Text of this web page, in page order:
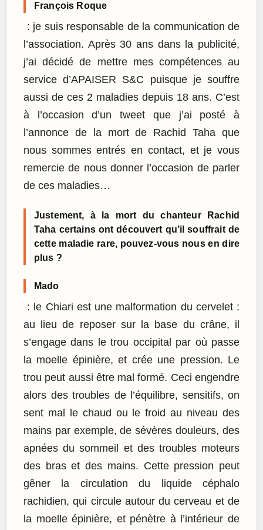
François Roque
: je suis responsable de la communication de
l’association. Après 30 ans dans la publicité,
j’ai décidé de mettre mes compétences au
service d’APAISER S&C puisque je souffre
aussi de ces 2 maladies depuis 18 ans. C’est
à l’occasion d’un tweet que j’ai posté à
l’annonce de la mort de Rachid Taha que
nous sommes entrés en contact, et je vous
remercie de nous donner l’occasion de parler
de ces maladies…
Justement, à la mort du chanteur Rachid
Taha certains ont découvert qu’il souffrait de
cette maladie rare, pouvez-vous nous en dire
plus ?
Mado
: le Chiari est une malformation du cervelet :
au lieu de reposer sur la base du crâne, il
s’engage dans le trou occipital par où passe
la moelle épinière, et crée une pression. Le
trou peut aussi être mal formé. Ceci engendre
alors des troubles de l’équilibre, sensitifs, on
sent mal le chaud ou le froid au niveau des
mains par exemple, de sévères douleurs, des
apnées du sommeil et des troubles moteurs
des bras et des mains. Cette pression peut
gêner la circulation du liquide céphalo
rachidien, qui circule autour du cerveau et de
la moelle épinière, et pénètre à l’intérieur de